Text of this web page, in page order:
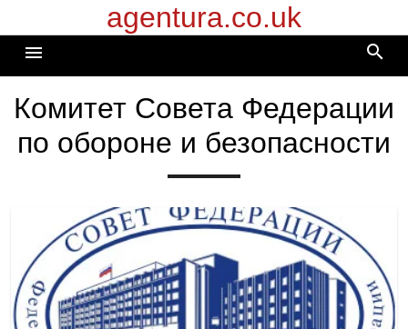
к
содержимому
agentura.co.uk
menu search
Комитет Совета Федерации
по обороне и безопасности